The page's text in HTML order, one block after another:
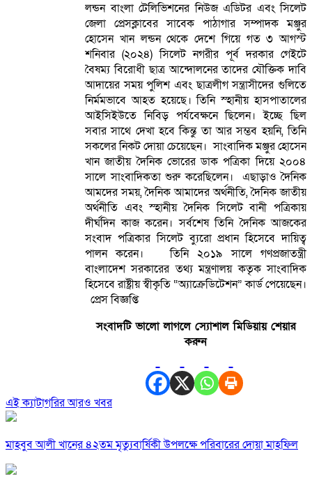
লন্ডন বাংলা টেলিভিশনের নিউজ এডিটর এবং সিলেট
জেলা প্রেসক্লাবের সাবেক পাঠাগার সম্পাদক মঞ্জুর
হোসেন খান লন্ডন থেকে দেশে গিয়ে গত ৩ আগস্ট
শনিবার (২০২৪) সিলেট নগরীর পূর্ব দরকার গেইটে
বৈষম্য বিরোধী ছাত্র আন্দোলনের তাদের যৌক্তিক দাবি
আদায়ের সময় পুলিশ এবং ছাত্রলীগ সন্ত্রাসীদের গুলিতে
নির্মমভাবে আহত হয়েছে। তিনি স্হানীয় হাসপাতালের
আইসিইউতে নিবিড় পর্যবেক্ষনে ছিলেন। ইচ্ছে ছিল
সবার সাথে দেখা হবে কিন্তু তা আর সম্ভব হয়নি, তিনি
সকলের নিকট দোয়া চেয়েছেন। সাংবাদিক মঞ্জুর হোসেন
খান জাতীয় দৈনিক ভোরের ডাক পত্রিকা দিয়ে ২০০৪
সালে সাংবাদিকতা শুরু করেছিলেন। এছাড়াও দৈনিক
আমদের সময়, দৈনিক আমাদের অর্থনীতি, দৈনিক জাতীয়
অর্থনীতি এবং স্হানীয় দৈনিক সিলেট বানী পত্রিকায়
দীর্ঘদিন কাজ করেন। সর্বশেষ তিনি দৈনিক আজকের
সংবাদ পত্রিকার সিলেট ব্যুরো প্রধান হিসেবে দায়িত্ব
পালন করেন। তিনি ২০১৯ সালে গণপ্রজাতন্ত্রী
বাংলাদেশ সরকারের তথ্য মন্ত্রণালয় কতৃক সাংবাদিক
হিসেবে রাষ্ট্রীয় স্বীকৃতি “অ্যাক্রেডিটেশন” কার্ড পেয়েছেন।
প্রেস বিজ্ঞপ্তি
সংবাদটি ভালো লাগলে স্যোশাল মিডিয়ায় শেয়ার
করুন
এই ক্যাটাগরির আরও খবর
মাহবুব আলী খানের ৪২তম মৃত্যুবার্ষিকী উপলক্ষে পরিবারের দোয়া মাহফিল